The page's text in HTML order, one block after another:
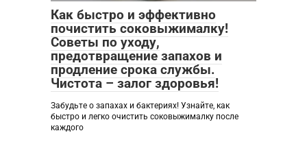
Как быстро и эффективно
почистить соковыжималку!
Советы по уходу,
предотвращение запахов и
продление срока службы.
Чистота – залог здоровья!
Забудьте о запахах и бактериях! Узнайте, как
быстро и легко очистить соковыжималку после
каждого